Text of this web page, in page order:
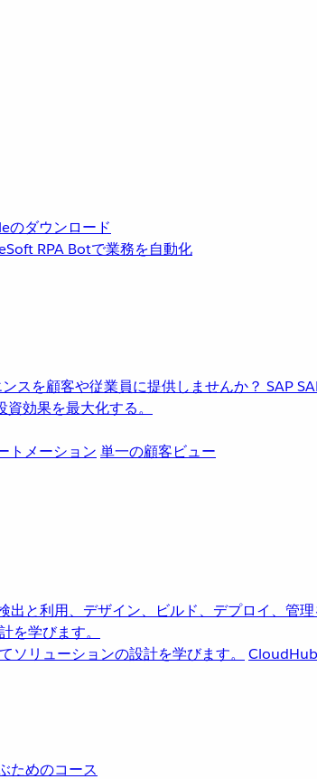
のダウンロード
RPA Botで業務を自動化
スを顧客や従業員に提供しませんか？ SAP
効果を最大化する。
トメーション 単一の顧客ビュー
と利用、デザイン、ビルド、デプロイ、管理
を学びます。
リューションの設計を学びます。 CloudHub
ためのコース